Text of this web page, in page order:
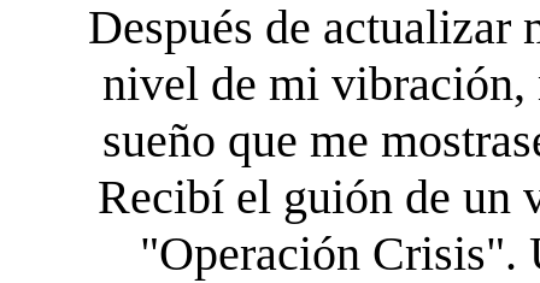
Después de actualizar
nivel de mi
sueño que me
Recibí el guión de un
"Operación Crisis".